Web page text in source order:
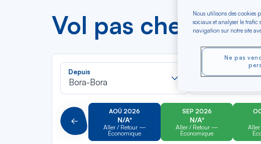
Vol pas cher
Depuis
Bora-Bora
dans
la
liste
Vers
Précédent
AOÛ 2026
N/A*
Aller / Retour —
Économique
SEP 2026
N/A*
Aller / Retour —
Économique
Nous utilisons des cookies
sociaux et analyser le
navigation sur notre site
Ne pas